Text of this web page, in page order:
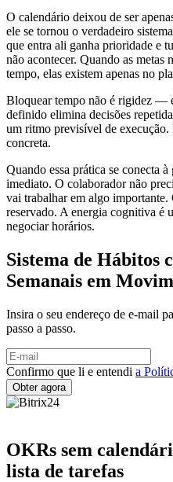
O calendário deixou de ser
ele se tornou o verdadeiro
que entra ali ganha prioridade e
não acontecer. Quando as metas
tempo, elas existem apenas no
Bloquear tempo não é rigidez —
definido elimina decisões
um ritmo previsível de
concreta.
Quando essa prática se conecta
imediato. O colaborador não
vai trabalhar em algo importante.
reservado. A energia cognitiva é
negociar horários.
Sistema de Hábitos
Semanais em
Insira o seu endereço de e-mail
passo a passo.
Confirmo que li e entendi a
OKRs sem
lista de tarefas